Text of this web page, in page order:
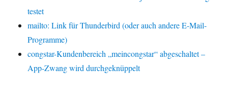
testet
mailto: Link für Thunderbird (oder auch andere E-Mail-
Programme)
congstar-Kundenbereich „meincongstar“ abgeschaltet –
App-Zwang wird durchgeknüppelt